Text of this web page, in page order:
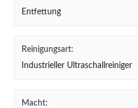
Entfettung
Reinigungsart:
Industrieller Ultraschallreiniger
Macht: